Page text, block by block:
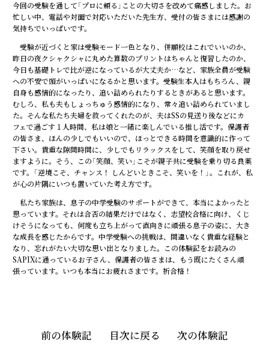
今回の受験を通して「プロに頼る」ことの大切さを改めて痛感しました。お
忙しい中、電話や対面で対応いただいた先生方、受付の皆さまには感謝の
気持ちでいっぱいです。
受験が近づくと家は受験モード一色となり、併願校はこれでいいのか、
昨日の夜クシャクシャに丸めた算数のプリントはちゃんと復習したのか、
今日も基礎トレで比が逆になっているが大丈夫か…など、家族全員が受験
への不安で頭がいっぱいになるかと思います。受験生本人はもちろん、親
自身も感情的になったり、追い詰められたりするときがあると思います。
むしろ、私も夫もしょっちゅう感情的になり、常々追い詰められていまし
た。そんな私たち夫婦を救ってくれたのが、夫はSSの見送り後などにカ
フェで過ごす１人時間、私は娘と一緒に楽しんでいる推し活です。保護者
の皆さま、ほんの少しでもいいので、ほっとできる時間を意識的に作って
下さい。貴重な隙間時間に、少しでもリラックスをして、笑顔を取り戻せ
ますように。そう、この「笑顔、笑い」こそが親子共に受験を乗り切る良薬
です。「逆境こそ、チャンス！ しんどいときこそ、笑いを！」。これが、私
が心の片隅にいつも置いていた考え方です。
私たち家族は、息子の中学受験のサポートができて、本当によかったと
思っています。それは合否の結果だけではなく、志望校合格に向け、くじ
けそうになっても、何度も立ち上がって直向きに頑張る息子の姿に、大き
な成長を感じたからです。中学受験への挑戦は、間違いなく貴重な経験と
なり、忘れがたい大切な思い出となりました。この体験記をお読みの
SAPIXに通っているお子さん、保護者の皆さまは、もう既にたくさん頑
張っています。いつも本当にお疲れさまです。祈合格！
前の体験記 目次に戻る 次の体験記